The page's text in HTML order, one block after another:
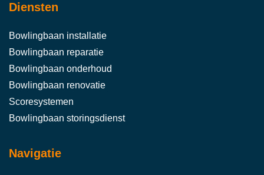
Diensten
Bowlingbaan installatie
Bowlingbaan reparatie
Bowlingbaan onderhoud
Bowlingbaan renovatie
Scoresystemen
Bowlingbaan storingsdienst
Navigatie